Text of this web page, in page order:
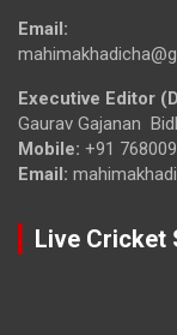
Email:
Executive Editor
Gaurav Gajanan
Mobile: +91
Email:
Live Cricket